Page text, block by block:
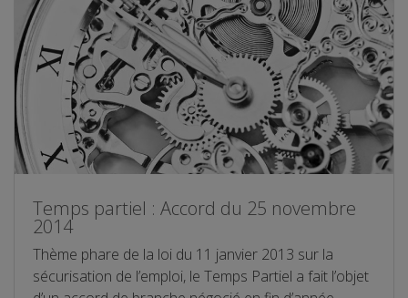
Temps partiel : Accord du 25 novembre
2014
Thème phare de la loi du 11 janvier 2013 sur la
sécurisation de l’emploi, le Temps Partiel a fait l’objet